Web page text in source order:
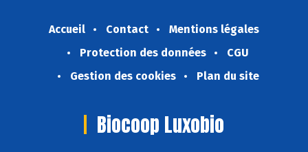
Accueil Contact
Mentions légales
Protection des données
CGU
Gestion des cookies
Plan du site
Biocoop Luxobio